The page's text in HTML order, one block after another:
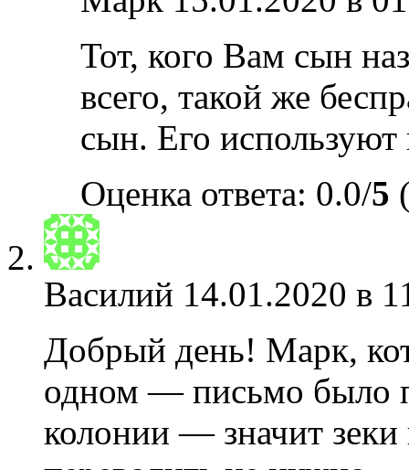
Тот, кого Вам сын
всего, такой же
сын. Его используют
Оценка ответа: 0.0/5
Василий 14.01.2020 в
Добрый день! Марк,
одном — письмо было
колонии — значит